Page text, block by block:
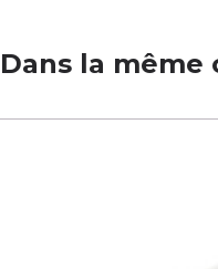
Dans la même